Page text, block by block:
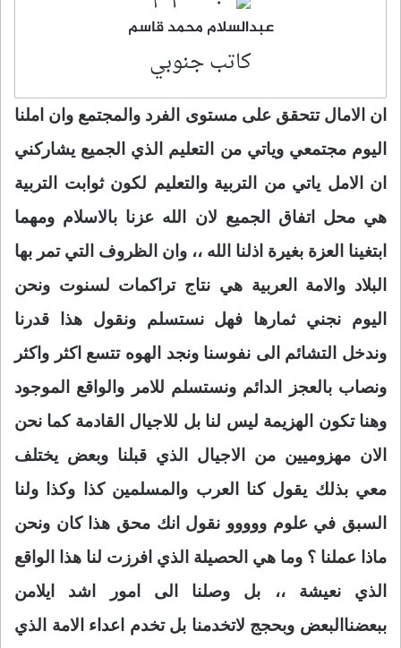
عبدالسلام محمد قاسم
كاتب جنوبي
ان الامال تتحقق على مستوى الفرد والمجتمع وان املنا
اليوم مجتمعي وياتي من التعليم الذي الجميع يشاركني
ان الامل ياتي من التربية والتعليم لكون ثوابت التربية
هي محل اتفاق الجميع لان الله عزنا بالاسلام ومهما
ابتغينا العزة بغيرة اذلنا الله ،، وان الظروف التي تمر بها
البلاد والامة العربية هي نتاج تراكمات لسنوت ونحن
اليوم نجني ثمارها فهل نستسلم ونقول هذا قدرنا
وندخل التشائم الى نفوسنا ونجد الهوه تتسع اكثر واكثر
ونصاب بالعجز الدائم ونستسلم للامر والواقع الموجود
وهنا تكون الهزيمة ليس لنا بل للاجيال القادمة كما نحن
الان مهزوميين من الاجيال الذي قبلنا وبعض يختلف
معي بذلك يقول كنا العرب والمسلمين كذا وكذا ولنا
السبق في علوم ووووو نقول انك محق هذا كان ونحن
ماذا عملنا ؟ وما هي الحصيلة الذي افرزت لنا هذا الواقع
الذي نعيشة ،، بل وصلنا الى امور اشد ايلامن
ببعضناالبعض وبحجج لاتخدمنا بل تخدم اعداء الامة الذي